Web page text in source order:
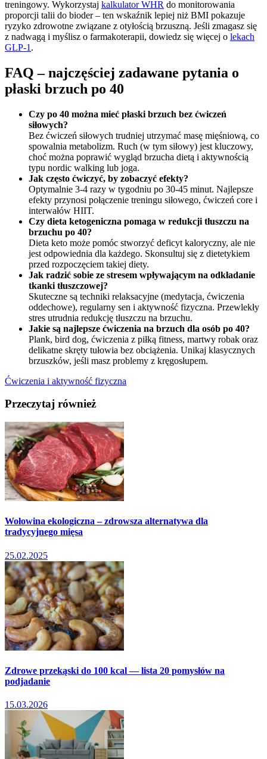
treningowy. Wykorzystaj kalkulator WHR do monitorowania
proporcji talii do bioder – ten wskaźnik lepiej niż BMI pokazuje
ryzyko zdrowotne związane z otyłością brzuszną. Jeśli zmagasz się
z nadwagą i myślisz o farmakoterapii, dowiedz się więcej o lekach
GLP-1 .
FAQ – najczęściej zadawane pytania o
płaski brzuch po 40
Czy po 40 można mieć płaski brzuch bez ćwiczeń
siłowych?
Bez ćwiczeń siłowych trudniej utrzymać masę mięśniową, co
spowalnia metabolizm. Ruch (w tym siłowy) jest kluczowy,
choć można poprawić wygląd brzucha dietą i aktywnością
typu nordic walking lub joga.
Jak często ćwiczyć, by zobaczyć efekty?
Optymalnie 3-4 razy w tygodniu po 30-45 minut. Najlepsze
efekty przynosi połączenie treningu siłowego, ćwiczeń core i
interwałów HIIT.
Czy dieta ketogeniczna pomaga w redukcji tłuszczu na
brzuchu po 40?
Dieta keto może pomóc stworzyć deficyt kaloryczny, ale nie
jest odpowiednia dla każdego. Skonsultuj się z dietetykiem
przed rozpoczęciem takiej diety.
Jak radzić sobie ze stresem wpływającym na odkładanie
tkanki tłuszczowej?
Skuteczne są techniki relaksacyjne (medytacja, ćwiczenia
oddechowe), regularny sen i aktywność fizyczna. Przewlekły
stres utrudnia redukcję tłuszczu na brzuchu.
Jakie są najlepsze ćwiczenia na brzuch dla osób po 40?
Plank, bird dog, ćwiczenia z piłką fitness, martwy robak oraz
delikatne skręty tułowia bez obciążenia. Unikaj klasycznych
brzuszków, jeśli masz problemy z kręgosłupem.
Ćwiczenia i aktywność fizyczna
Przeczytaj również
Wołowina ekologiczna – zdrowsza alternatywa dla
tradycyjnego mięsa
25.02.2025
Zdrowe przekąski do 100 kcal — lista 20 pomysłów na
podjadanie
15.03.2026